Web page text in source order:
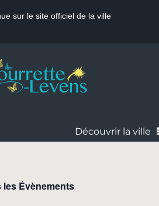
sur le site officiel de la ville
Découvrir la ville
les Évènements